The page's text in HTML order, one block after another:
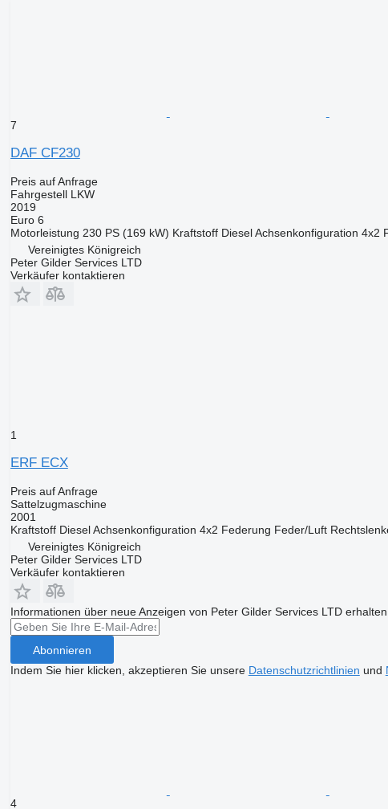
7
DAF CF230
Preis auf Anfrage
Fahrgestell LKW
2019
Euro 6
Motorleistung 230 PS (169 kW) Kraftstoff Diesel Achsenkonfiguration 4x2
Vereinigtes Königreich
Peter Gilder Services LTD
Verkäufer kontaktieren
1
ERF ECX
Preis auf Anfrage
Sattelzugmaschine
2001
Kraftstoff Diesel Achsenkonfiguration 4x2 Federung Feder/Luft
Vereinigtes Königreich
Peter Gilder Services LTD
Verkäufer kontaktieren
Informationen über neue Anzeigen von Peter Gilder Services LTD erhalten
Abonnieren
Indem Sie hier klicken, akzeptieren Sie unsere Datenschutzrichtlinien und
4